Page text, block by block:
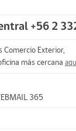
+56 2
Comercio Exterior,
más cercana
365